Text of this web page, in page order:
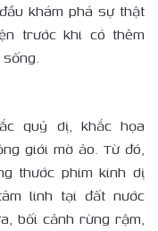
khám phá sự thật
trước khi có thêm
quỷ dị, khắc họa
giới mờ ảo. Từ đó,
thước phim kinh dị
linh tại đất nước
bối cảnh rừng rậm,